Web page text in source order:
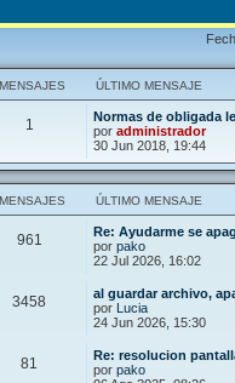
MENSAJES ÚLTIMO MENSAJE
1
Normas de obligada
por administrador
30 Jun 2018, 19:44
MENSAJES ÚLTIMO MENSAJE
961
Re: Ayudarme se
por pako
22 Jul 2026, 16:02
3458
al guardar archivo,
por Lucia
24 Jun 2026, 15:30
81
Re: resolucion
por pako